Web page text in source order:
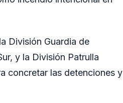
División Guardia de
y la División Patrulla
concretar las detenciones y